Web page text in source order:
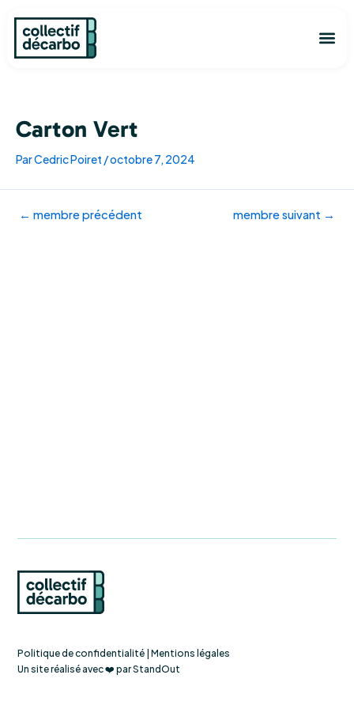
contenu
Carton Vert
ParCedric Poiret /octobre 7, 2024
des
articles
← membre précédent membre suivant →
Politique de confidentialité |Mentions légales
Un site réalisé avec ❤️ parStandOut